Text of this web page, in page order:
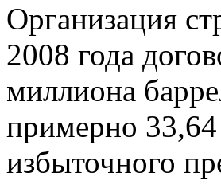
Организация
2008 года
миллиона
примерно
избыточного